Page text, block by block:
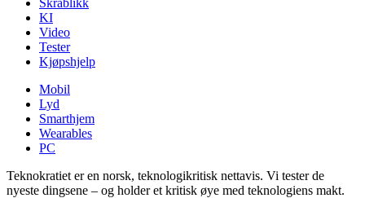
KI
Video
Tester
Kjøpshjelp
Mobil
Lyd
Smarthjem
Wearables
PC
Teknokratiet er en norsk, teknologikritisk nettavis. Vi tester de
nyeste dingsene – og holder et kritisk øye med teknologiens makt.